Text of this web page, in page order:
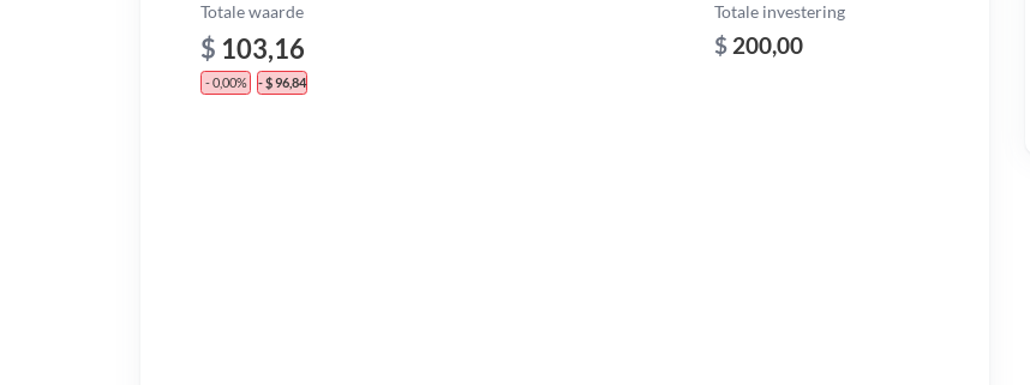
Totale waarde
$ 103,16
- 0,00% - $ 96,84
Totale investering
$ 200,00